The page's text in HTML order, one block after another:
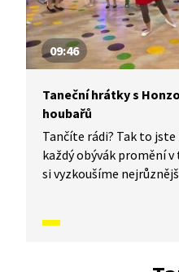
09:46
Taneční hrátky s
houbařů
Tančíte rádi? Tak to jste
každý obývák promění
si vyzkoušíme
vás inspirovali a udělali z
jak to vypadá, když se